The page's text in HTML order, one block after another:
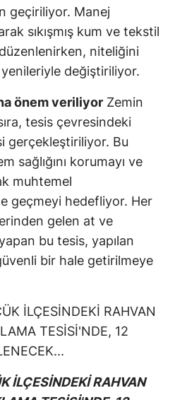
geçiriliyor. Manej
sıkışmış kum ve tekstil
niteliğini
değiştiriliyor.
önem veriliyor Zemin
tesis çevresindeki
gerçekleştiriliyor. Bu
sağlığını korumayı ve
muhtemel
geçmeyi hedefliyor. Her
gelen at ve
bu tesis, yapılan
bir hale getirilmeye
İLÇESİNDEKİ RAHVAN